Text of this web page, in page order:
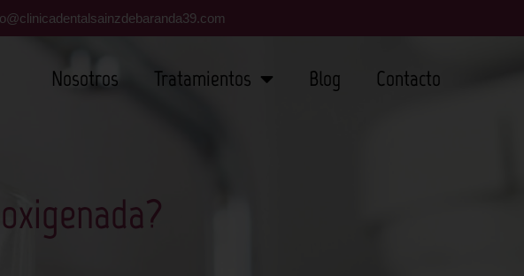
Nosotros Tratamientos Blog Contacto